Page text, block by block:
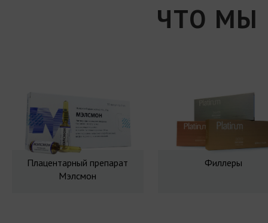
ЧТО МЫ
Плацентарный препарат
Мэлсмон
Филлеры